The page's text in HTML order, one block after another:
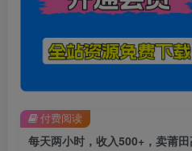
付费阅读